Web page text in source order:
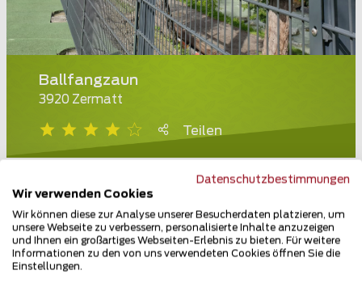
Ballfangzaun
3920 Zermatt
Teilen
Datenschutzbestimmungen
Wir verwenden Cookies
Wir können diese zur Analyse unserer Besucherdaten platzieren, um
unsere Webseite zu verbessern, personalisierte Inhalte anzuzeigen
und Ihnen ein großartiges Webseiten-Erlebnis zu bieten. Für weitere
Informationen zu den von uns verwendeten Cookies öffnen Sie die
Einstellungen.